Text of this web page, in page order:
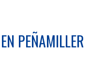
PEÑAMILLER